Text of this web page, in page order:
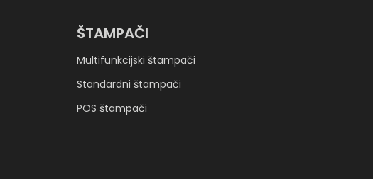
ŠTAMPAČI
Multifunkcijski štampači
Standardni štampači
POS štampači